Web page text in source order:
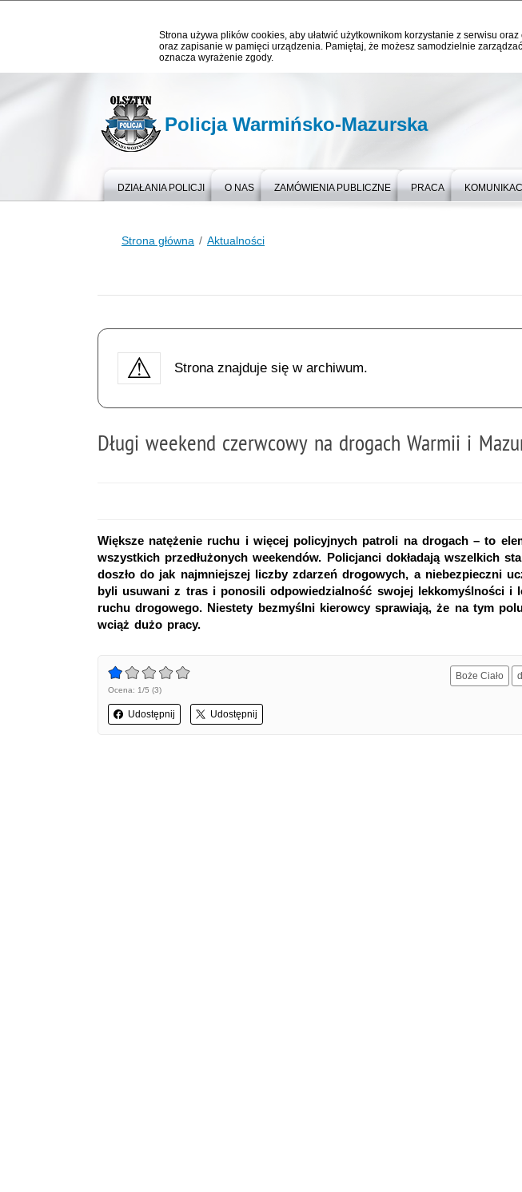
Strona używa plików cookies, aby ułatwić użytkownikom korzystanie z serwisu
oraz zapisanie w pamięci urządzenia. Pamiętaj, że możesz samodzielnie
oznacza wyrażenie zgody.
Policja Warmińsko-Mazurska
DZIAŁANIA POLICJI O NAS ZAMÓWIENIA PUBLICZNE PRACA
Strona główna Aktualności
Strona znajduje się w archiwum.
Długi weekend czerwcowy na drogach Warmii i
Większe natężenie ruchu i więcej policyjnych patroli na drogach – to
wszystkich przedłużonych weekendów. Policjanci dokładają wszelkich
doszło do jak najmniejszej liczby zdarzeń drogowych, a niebezpieczni
byli usuwani z tras i ponosili odpowiedzialność swojej lekkomyślności i
ruchu drogowego. Niestety bezmyślni kierowcy sprawiają, że na tym
wciąż dużo pracy.
Ocena: 1/5 (3)
Udostępnij Udostępnij
Boże Ciało